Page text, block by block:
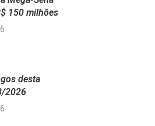
150 milhões
desta
2026